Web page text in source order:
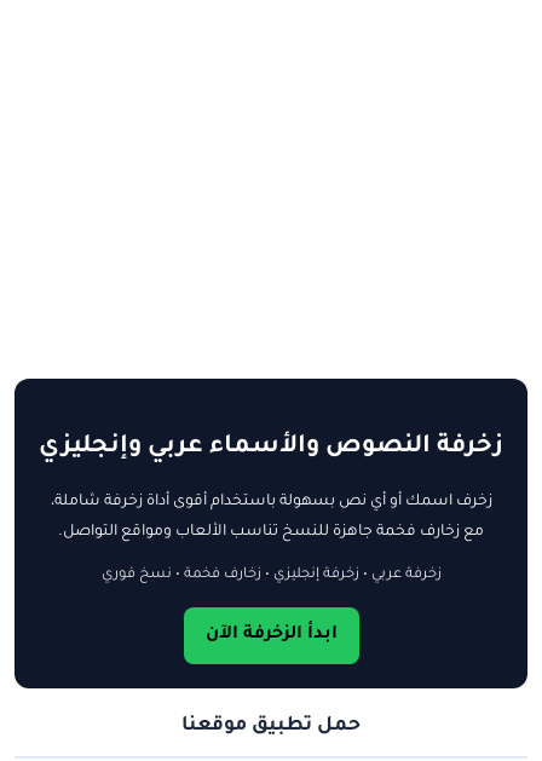
زخرفة النصوص والأسماء عربي وإنجليزي
زخرف اسمك أو أي نص بسهولة باستخدام أقوى أداة زخرفة شاملة،
مع زخارف فخمة جاهزة للنسخ تناسب الألعاب ومواقع التواصل.
زخرفة عربي • زخرفة إنجليزي • زخارف فخمة • نسخ فوري
ابدأ الزخرفة الآن
حمل تطبيق موقعنا